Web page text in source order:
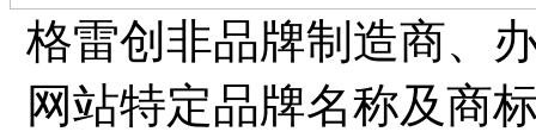
格雷创非品牌制造商、
网站特定品牌名称及商